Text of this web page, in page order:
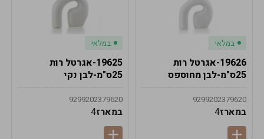
במלאי
19626-אגרטל רות
25ס"מ-לבן מחוספס
9299202379620
במארז4
במלאי
19625-אגרטל רות
25ס"מ-לבן נקי
9299202379620
במארז4